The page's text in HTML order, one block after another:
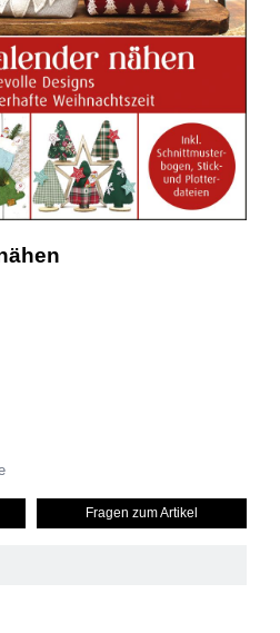
Fragen zum Artikel